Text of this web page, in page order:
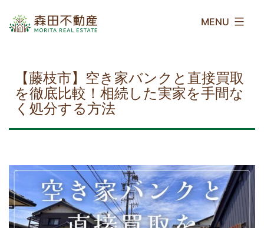
田
【藤枝市】空き家バンクと直接買取
を徹底比較！相続した実家を手間な
く処分する方法